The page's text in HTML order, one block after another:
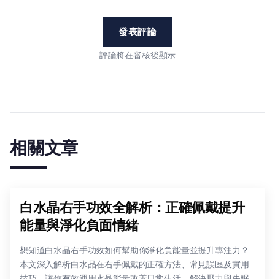
發表評論
評論將在審核後顯示
相關文章
白水晶右手功效全解析：正確佩戴提升
能量與淨化負面情緒
想知道白水晶右手功效如何幫助你淨化負能量並提升專注力？
本文深入解析白水晶在右手佩戴的正確方法、常見誤區及實用